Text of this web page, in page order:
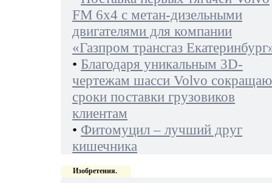
FM 6х4 с метан-дизельными
двигателями для компании
«Газпром трансгаз
• Благодаря уникальным 3D-
чертежам шасси Volvo
сроки поставки грузовиков
клиентам
• Фитомуцил – лучший друг
кишечника
Изобретения.